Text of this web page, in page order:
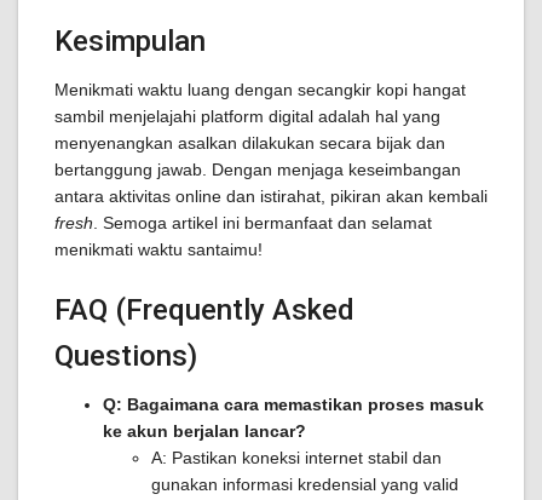
Kesimpulan
Menikmati waktu luang dengan secangkir kopi hangat
sambil menjelajahi platform digital adalah hal yang
menyenangkan asalkan dilakukan secara bijak dan
bertanggung jawab. Dengan menjaga keseimbangan
antara aktivitas online dan istirahat, pikiran akan kembali
fresh . Semoga artikel ini bermanfaat dan selamat
menikmati waktu santaimu!
FAQ (Frequently Asked
Questions)
Q: Bagaimana cara memastikan proses masuk
ke akun berjalan lancar?
A: Pastikan koneksi internet stabil dan
gunakan informasi kredensial yang valid